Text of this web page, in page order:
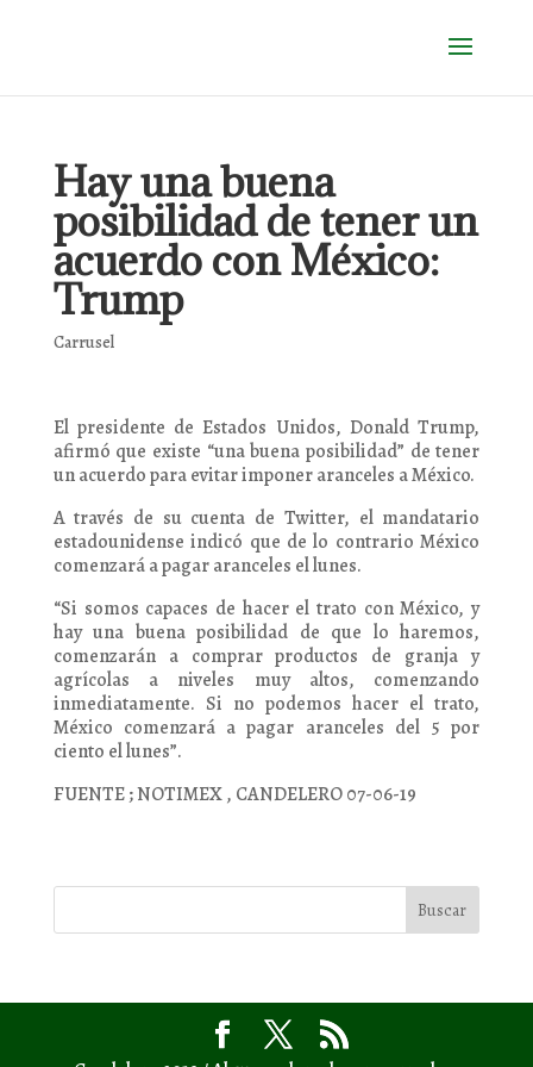
Hay una buena
posibilidad de tener un
acuerdo con México:
Trump
Carrusel
El presidente de Estados Unidos, Donald Trump,
afirmó que existe “una buena posibilidad” de tener
un acuerdo para evitar imponer aranceles a México.
A través de su cuenta de Twitter, el mandatario
estadounidense indicó que de lo contrario México
comenzará a pagar aranceles el lunes.
“Si somos capaces de hacer el trato con México, y
hay una buena posibilidad de que lo haremos,
comenzarán a comprar productos de granja y
agrícolas a niveles muy altos, comenzando
inmediatamente. Si no podemos hacer el trato,
México comenzará a pagar aranceles del 5 por
ciento el lunes”.
FUENTE ; NOTIMEX , CANDELERO 07-06-19